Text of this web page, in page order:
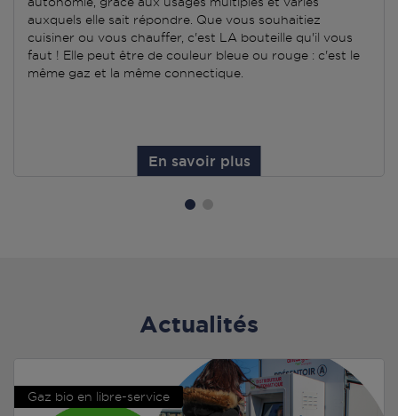
auxquels elle sait répondre. Que vous souhaitiez
cuisiner ou vous chauffer, c'est LA bouteille qu'il vous
faut ! Elle peut être de couleur bleue ou rouge : c'est le
même gaz et la même connectique.
En savoir plus
Actualités
Gaz bio en libre-service